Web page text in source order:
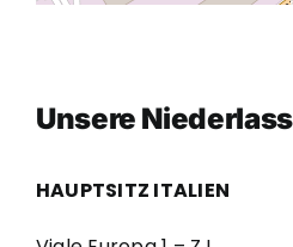
Unsere
HAUPTSITZ ITALIEN